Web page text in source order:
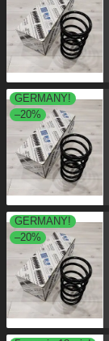
GERMANY!
–20%
GERMANY!
–20%